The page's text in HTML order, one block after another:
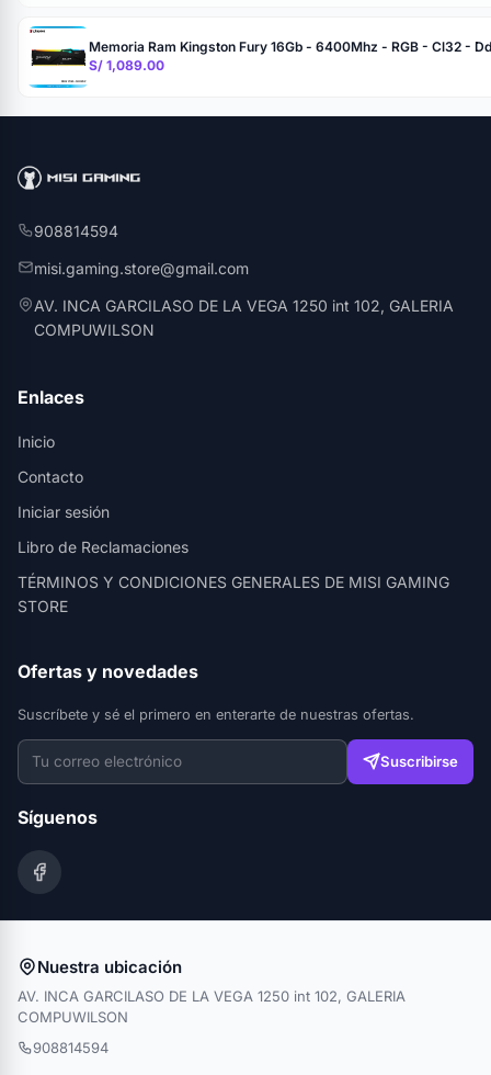
Memoria Ram Kingston Fury 16Gb - 6400Mhz - RGB - Cl32 -
S/ 1,089.00
908814594
misi.gaming.store@gmail.com
AV. INCA GARCILASO DE LA VEGA 1250 int 102, GALERIA
COMPUWILSON
Enlaces
Inicio
Contacto
Iniciar sesión
Libro de Reclamaciones
TÉRMINOS Y CONDICIONES GENERALES DE MISI GAMING
STORE
Ofertas y novedades
Suscríbete y sé el primero en enterarte de nuestras ofertas.
Suscribirse
Síguenos
Nuestra ubicación
AV. INCA GARCILASO DE LA VEGA 1250 int 102, GALERIA
COMPUWILSON
908814594